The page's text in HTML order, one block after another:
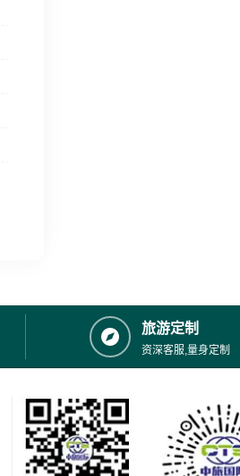
旅游定制
资深客服,量身定制